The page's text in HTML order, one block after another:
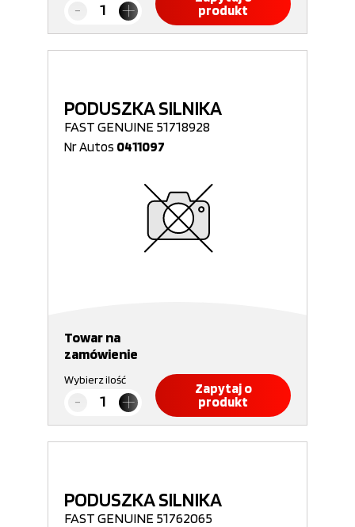
produkt
PODUSZKA SILNIKA
FAST GENUINE 51718928
Nr Autos 0411097
Towar na
zamówienie
Wybierz ilość
Zapytaj o
produkt
PODUSZKA SILNIKA
FAST GENUINE 51762065